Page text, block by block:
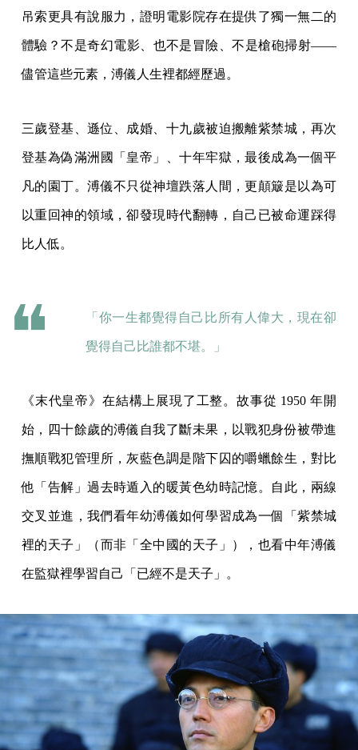
吊索更具有說服力，證明電影院存在提供了獨一無二的
體驗？不是奇幻電影、也不是冒險、不是槍砲掃射——
儘管這些元素，溥儀人生裡都經歷過。
三歲登基、遜位、成婚、十九歲被迫搬離紫禁城，再次
登基為偽滿洲國「皇帝」、十年牢獄，最後成為一個平
凡的園丁。溥儀不只從神壇跌落人間，更顛簸是以為可
以重回神的領域，卻發現時代翻轉，自己已被命運踩得
比人低。
「你一生都覺得自己比所有人偉大，現在卻
覺得自己比誰都不堪。」
《末代皇帝》在結構上展現了工整。故事從 1950 年開
始，四十餘歲的溥儀自我了斷未果，以戰犯身份被帶進
撫順戰犯管理所，灰藍色調是階下囚的嚼蠟餘生，對比
他「告解」過去時遁入的暖黃色幼時記憶。自此，兩線
交叉並進，我們看年幼溥儀如何學習成為一個「紫禁城
裡的天子」（而非「全中國的天子」），也看中年溥儀
在監獄裡學習自己「已經不是天子」。